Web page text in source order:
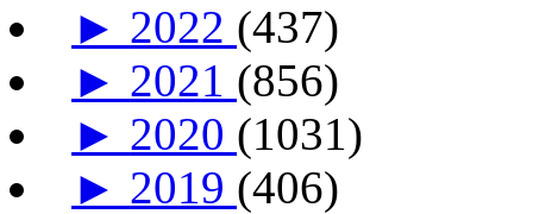
► 2022 (437)
► 2021 (856)
► 2020 (1031)
► 2019 (406)